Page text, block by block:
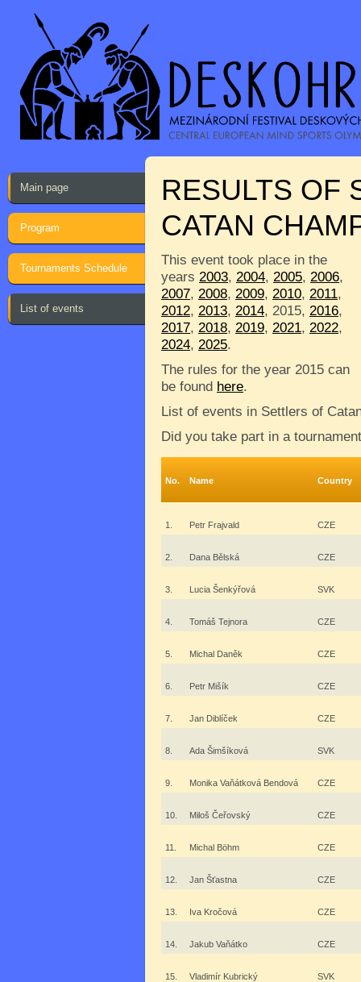
Main page
Program
Tournaments Schedule
List of events
RESULTS OF
CATAN
This event took place in the
years 2003, 2004, 2005, 2006,
2007, 2008, 2009, 2010, 2011,
2012, 2013, 2014, 2015, 2016,
2017, 2018, 2019, 2021, 2022,
2024, 2025.
The rules for the year 2015 can
be found here.
List of events in Settlers of
Did you take part in a
No. Name Country
1. Petr Frajvald CZE
2. Dana Bělská CZE
3. Lucia Šenkýřová SVK
4. Tomáš Tejnora CZE
5. Michal Daněk CZE
6. Petr Mišík CZE
7. Jan Diblíček CZE
8. Ada Šimšíková SVK
9. Monika Vaňátková Bendová CZE
10. Miloš Čeřovský CZE
11. Michal Böhm CZE
12. Jan Šťastna CZE
13. Iva Kročová CZE
14. Jakub Vaňátko CZE
15. Vladimír Kubrický SVK